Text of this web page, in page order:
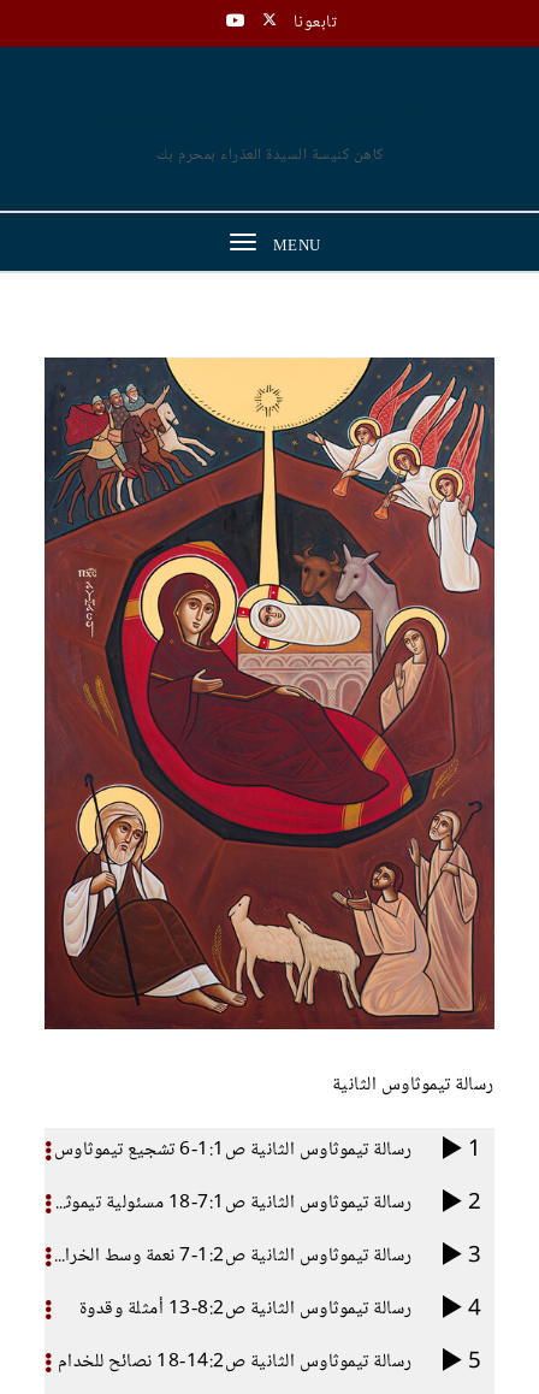
تابعونا
كاهن كنيسة السيدة العذراء بمحرم بك
MENU
Toggle
رسالة تيموثاوس الثانية
1 رسالة تيموثاوس الثانية ص1:1-6 تشجيع تيموثاوس
2 رسالة تيموثاوس الثانية ص7:1-18 مسئولية تيموثاوس
3 رسالة تيموثاوس الثانية ص1:2-7 نعمة وسط الخراب
4 رسالة تيموثاوس الثانية ص8:2-13 أمثلة وقدوة
5 رسالة تيموثاوس الثانية ص14:2-18 نصائح للخدام